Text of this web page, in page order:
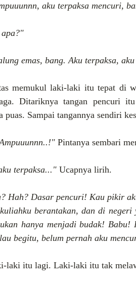
aku terpaksa mencuri,
emas, bang. Aku terpaksa,
memukul laki-laki itu tepat di
Ditariknya tangan pencuri
puas. Sampai tangannya sendiri
Pintanya sembari
terpaksa..." Ucapnya lirih.
Hah? Dasar pencuri! Kau pikir
berantakan, dan di
hanya menjadi budak!
begitu, belum pernah aku
laki itu lagi. Laki-laki itu tak